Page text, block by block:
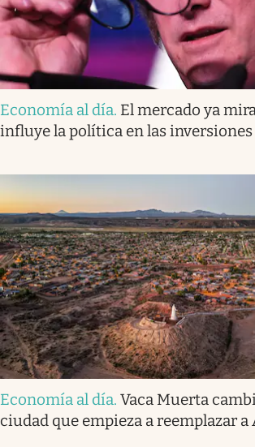
Economía al día. El mercado ya
influye la política en las inversiones
Economía al día. Vaca Muerta
ciudad que empieza a reemplazar a